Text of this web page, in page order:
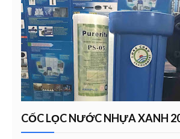
CỐC LỌC NƯỚC NHỰA XANH